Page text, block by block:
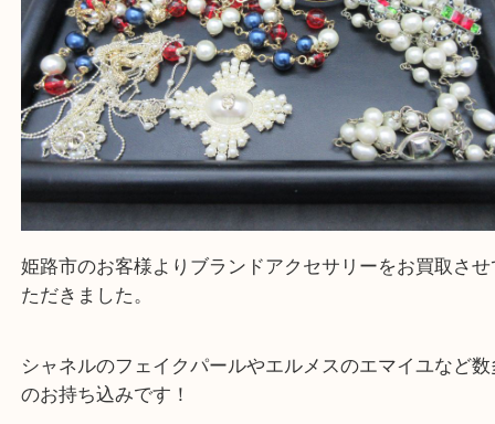
買取大吉 姫路花田店に来てよかった！そう思って
よう丁寧に査定いたします！
Facebook
Twitter
Line